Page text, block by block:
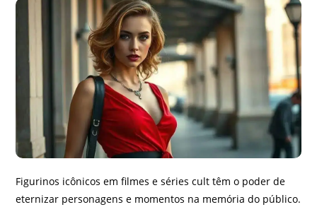
Figurinos icônicos em filmes e séries cult têm o poder de
eternizar personagens e momentos na memória do público.